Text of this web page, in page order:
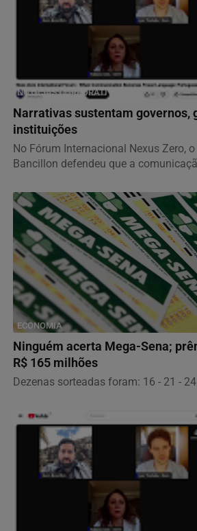
NOTÍCIAS CORPORATIVAS
Narrativas sustentam governos,
instituições
No Fórum Internacional Nexus Zero,
Bancillon defendeu que a
ECONOMIA
Ninguém acerta Mega-Sena;
R$ 165 milhões
Dezenas sorteadas foram: 16 - 21 -